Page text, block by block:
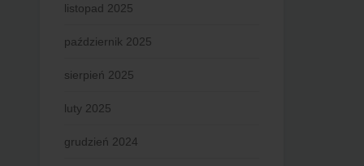
listopad 2025
październik 2025
sierpień 2025
luty 2025
grudzień 2024